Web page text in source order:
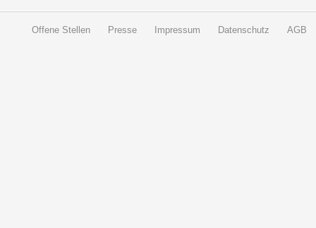
Offene Stellen Presse Impressum Datenschutz AGB